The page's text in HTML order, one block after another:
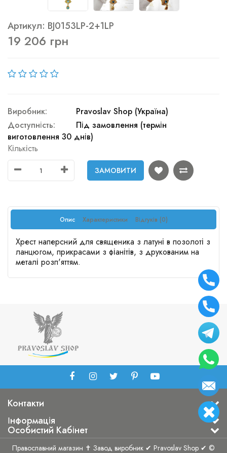
Артикул: BJ0153LP-2+1LP
19 206 грн
Виробник:
Pravoslav Shop (Україна)
Доступність:
Під замовлення (термін
виготовлення 30 днів)
Кількість
ЗАМОВИТИ
Опис Характеристики Відгуків (0)
Хрест наперсний для священика з латуні в позолоті з
ланцюгом, прикрасами з фіанітів, з друкованим на
металі розп'яттям.
Контакти
Інформація
Особистий Кабінет
Православний магазин ✝ Завод виробник ✔ Pravoslav Shop ✔ ©